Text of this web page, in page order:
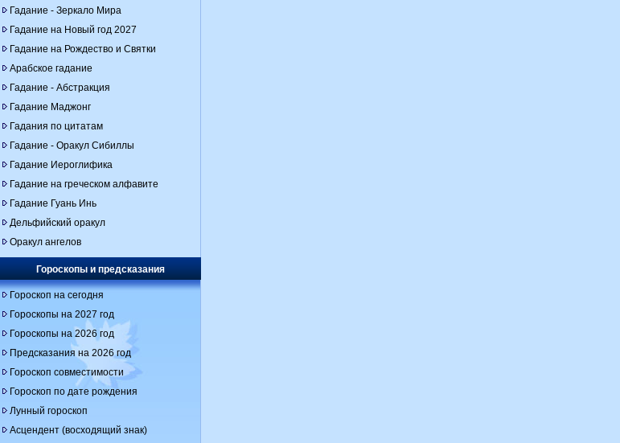
Гадание - Зеркало Мира
Гадание на Новый год 2027
Гадание на Рождество и Святки
Арабское гадание
Гадание - Абстракция
Гадание Маджонг
Гадания по цитатам
Гадание - Оракул Сибиллы
Гадание Иероглифика
Гадание на греческом алфавите
Гадание Гуань Инь
Дельфийский оракул
Оракул ангелов
Гороскопы и предсказания
Гороскоп на сегодня
Гороскопы на 2027 год
Гороскопы на 2026 год
Предсказания на 2026 год
Гороскоп совместимости
Гороскоп по дате рождения
Лунный гороскоп
Асцендент (восходящий знак)